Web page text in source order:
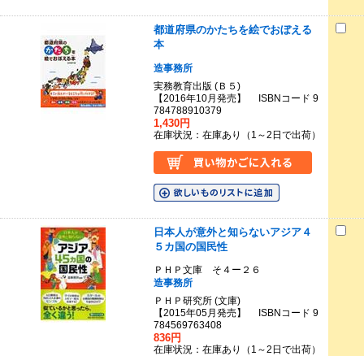
都道府県のかたちを絵でおぼえる
本
造事務所
実務教育出版 (Ｂ５)
【2016年10月発売】 ISBNコード 9
784788910379
1,430円
在庫状況：在庫あり（1～2日で出荷）
日本人が意外と知らないアジア４
５カ国の国民性
ＰＨＰ文庫 そ４ー２６
造事務所
ＰＨＰ研究所 (文庫)
【2015年05月発売】 ISBNコード 9
784569763408
836円
在庫状況：在庫あり（1～2日で出荷）